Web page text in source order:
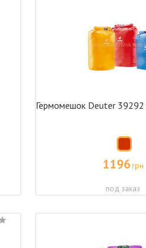
Гермомешок Deuter
1196грн
под заказ